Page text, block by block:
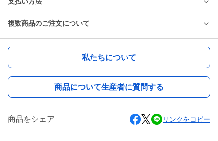
複数商品のご注文について
私たちについて
商品について生産者に質問する
商品をシェア リンクをコピー